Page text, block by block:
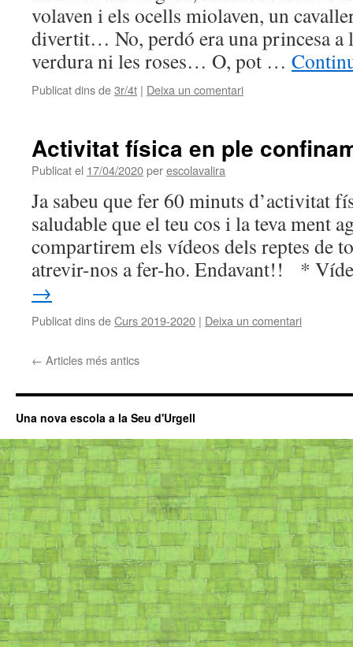
volaven i els ocells miolaven, un
divertit… No, perdó era una princesa a
verdura ni les roses… O, pot …
Publicat dins de3r/4t | Deixa un comentari
Activitat física en ple
Publicat el 17/04/2020perescolavalira
Ja sabeu que fer 60 minuts d’activitat
saludable que el teu cos i la teva ment
compartirem els vídeos dels reptes de
atrevir-nos a fer-ho. Endavant!! *
→
Publicat dins deCurs 2019-2020 | Deixa un comentari
← Articles més antics
Una nova escola a la Seu d'Urgell